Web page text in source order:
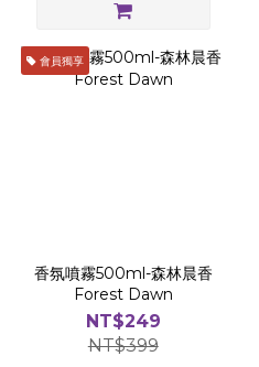
會員獨享
香氛噴霧500ml-森林晨香
Forest Dawn
NT$249
NT$399